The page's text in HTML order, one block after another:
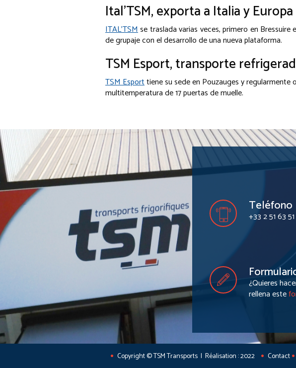
Ital'TSM, exporta a Italia y
ITAL'TSMse traslada varias veces, primero en
de grupaje con el desarrollo de una nueva plataforma.
TSM Esport, transporte
TSM Esporttiene su sede en Pouzauges y regularmente
multitemperatura de 17 puertas de muelle.
Teléfono
+33 2 51 63
¿Quieres
rellena este
Copyright © TSM Transports | Réalisation : 2022 Contact